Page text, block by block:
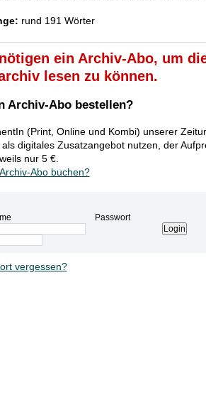
rund 191 Wörter
ein Archiv-Abo, um
lesen zu können.
Archiv-Abo bestellen?
(Print, Online und Kombi) unserer
digitales Zusatzangebot nutzen, der
nur 5 €.
Abo buchen?
Passwort
vergessen?